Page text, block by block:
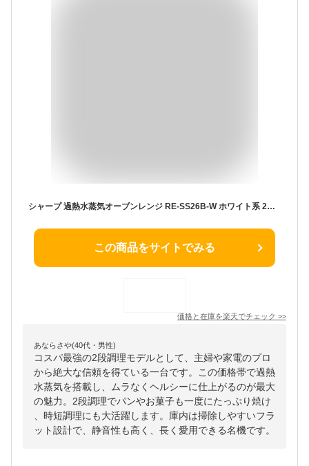
シャープ 過熱水蒸気オーブンレンジ RE-SS26B-W ホワイト系 2段調理 26L スチーム フラット庫内 角皿
この商品をサイトでみる
価格と在庫を楽天でチェック >>
あならさや(40代・男性)
コスパ最強の2段調理モデルとして、主婦や家電のプロ
から絶大な信頼を得ている一台です。この価格帯で過熱
水蒸気を搭載し、ムラなくヘルシーに仕上がるのが最大
の魅力。2段調理でパンやお菓子も一度にたっぷり焼け
、時短調理にも大活躍します。庫内は掃除しやすいフラ
ット設計で、静音性も高く、長く愛用できる名機です。